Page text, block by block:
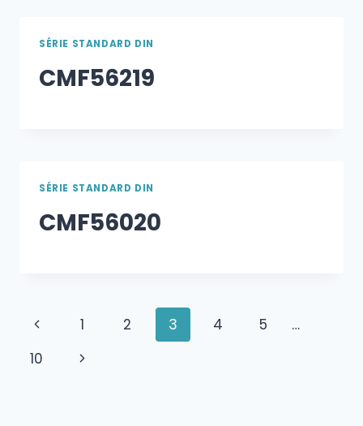
SÉRIE STANDARD DIN
CMF56219
SÉRIE STANDARD DIN
CMF56020
Navigation
dans
Page
précédente
1 2 3 4 5
…
10
Page